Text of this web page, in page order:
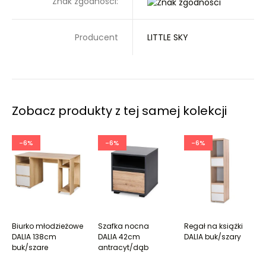
Producent LITTLE SKY
Zobacz produkty z tej samej kolekcji
-6%
Biurko młodzieżowe
DALIA 138cm
buk/szare
-6%
Szafka nocna
DALIA 42cm
antracyt/dąb
-6%
Regał na książki
DALIA buk/szary